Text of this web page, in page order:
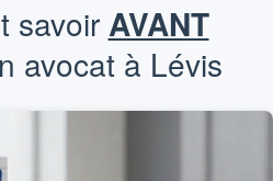
savoir AVANT
avocat à Lévis